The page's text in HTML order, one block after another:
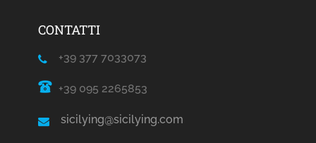
CONTATTI
+39 377 7033073
+39 095 2265853
sicilying@sicilying.com